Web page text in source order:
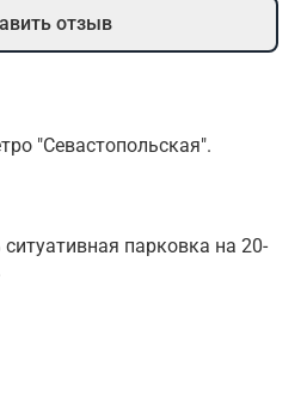
отзыв
"Севастопольская".
парковка на 20-